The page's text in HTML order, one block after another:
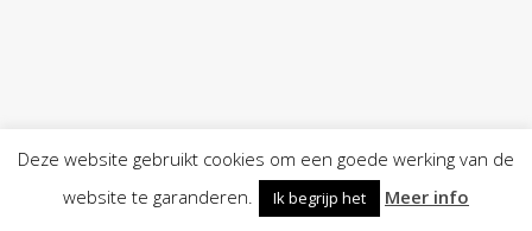
Deze website gebruikt cookies om een goede werking van de
website te garanderen.
Ik begrijp het Meer info